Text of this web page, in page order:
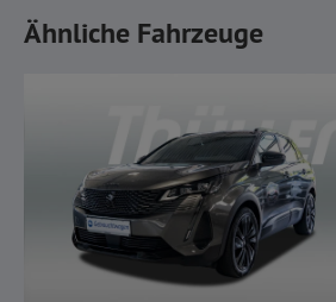
Ähnliche Fahrzeuge